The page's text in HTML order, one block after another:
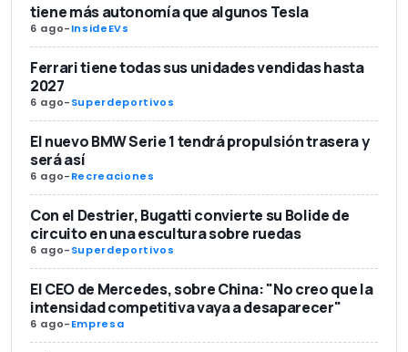
tiene más autonomía que algunos Tesla
6 ago-InsideEVs
Ferrari tiene todas sus unidades vendidas hasta
2027
6 ago-Superdeportivos
El nuevo BMW Serie 1 tendrá propulsión trasera y
será así
6 ago-Recreaciones
Con el Destrier, Bugatti convierte su Bolide de
circuito en una escultura sobre ruedas
6 ago-Superdeportivos
El CEO de Mercedes, sobre China: "No creo que la
intensidad competitiva vaya a desaparecer"
6 ago-Empresa